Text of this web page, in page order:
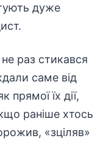
дуже
раз стикався
саме від
прямої їх дії,
раніше хтось
«зціляв»